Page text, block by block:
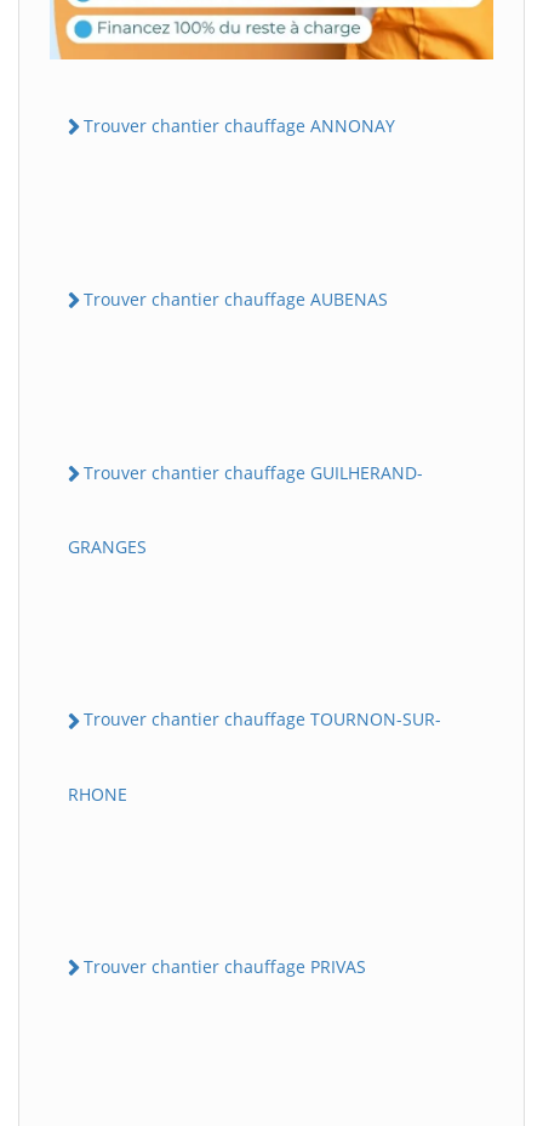
Trouver chantier chauffage ANNONAY
Trouver chantier chauffage AUBENAS
Trouver chantier chauffage GUILHERAND-
GRANGES
Trouver chantier chauffage TOURNON-SUR-
RHONE
Trouver chantier chauffage PRIVAS